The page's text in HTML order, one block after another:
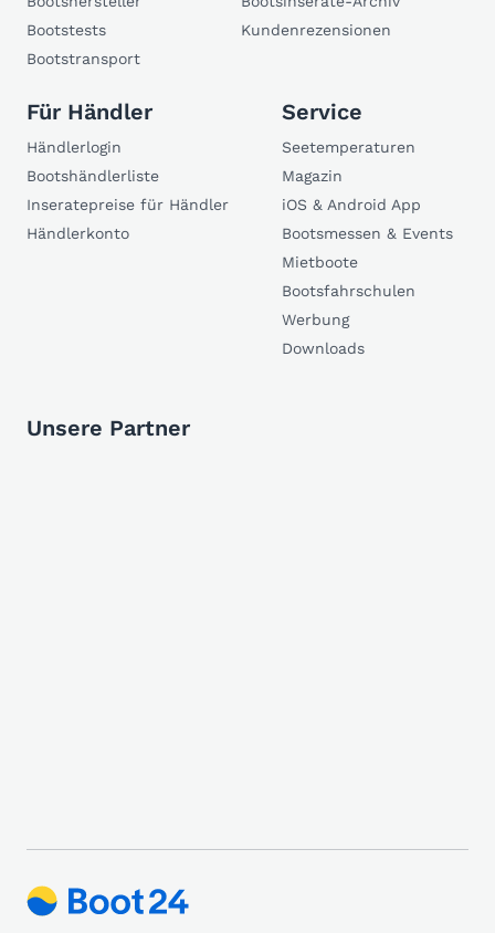
Bootstests
Bootstransport
Kundenrezensionen
Für Händler
Händlerlogin
Bootshändlerliste
Inseratepreise für Händler
Händlerkonto
Service
Seetemperaturen
Magazin
iOS & Android App
Bootsmessen & Events
Mietboote
Bootsfahrschulen
Werbung
Downloads
Unsere Partner